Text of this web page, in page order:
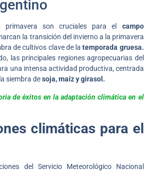
primavera son cruciales para el campo
la transición del invierno a la primavera
de cultivos clave de latemporada gruesa.
las principales regiones agropecuarias del
una intensa actividad productiva, centrada
siembra desoja, maíz y girasol.
de éxitos en la adaptación climática en el
climáticas para el
del Servicio Meteorológico Nacional